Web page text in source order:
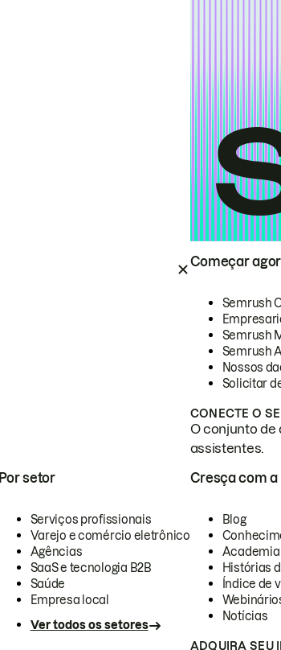
Começar
Semrush
Semrush
Semrush
Nossos
Solicitar
CONECTE O
O conjunto de
assistentes.
Por setor
Serviços profissionais
Varejo e comércio eletrônico
Agências
SaaS e tecnologia B2B
Saúde
Empresa local
Ver todos os setores
Cresça com a
Blog
Academia
Histórias
Índice de
Notícias
ADQUIRA SEU